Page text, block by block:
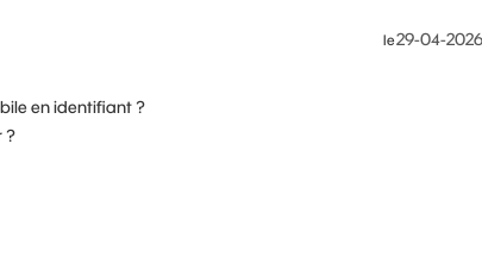
le‎29-04-2026
en identifiant ?
?